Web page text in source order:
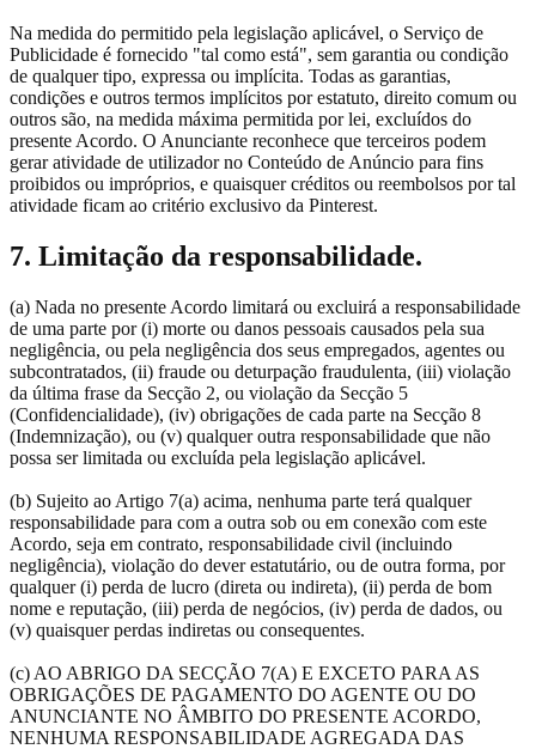
Na medida do permitido pela legislação aplicável, o Serviço de
Publicidade é fornecido "tal como está", sem garantia ou condição
de qualquer tipo, expressa ou implícita. Todas as garantias,
condições e outros termos implícitos por estatuto, direito comum ou
outros são, na medida máxima permitida por lei, excluídos do
presente Acordo. O Anunciante reconhece que terceiros podem
gerar atividade de utilizador no Conteúdo de Anúncio para fins
proibidos ou impróprios, e quaisquer créditos ou reembolsos por tal
atividade ficam ao critério exclusivo da Pinterest.
7. Limitação da responsabilidade.
(a) Nada no presente Acordo limitará ou excluirá a responsabilidade
de uma parte por (i) morte ou danos pessoais causados pela sua
negligência, ou pela negligência dos seus empregados, agentes ou
subcontratados, (ii) fraude ou deturpação fraudulenta, (iii) violação
da última frase da Secção 2, ou violação da Secção 5
(Confidencialidade), (iv) obrigações de cada parte na Secção 8
(Indemnização), ou (v) qualquer outra responsabilidade que não
possa ser limitada ou excluída pela legislação aplicável.
(b) Sujeito ao Artigo 7(a) acima, nenhuma parte terá qualquer
responsabilidade para com a outra sob ou em conexão com este
Acordo, seja em contrato, responsabilidade civil (incluindo
negligência), violação do dever estatutário, ou de outra forma, por
qualquer (i) perda de lucro (direta ou indireta), (ii) perda de bom
nome e reputação, (iii) perda de negócios, (iv) perda de dados, ou
(v) quaisquer perdas indiretas ou consequentes.
(c) AO ABRIGO DA SECÇÃO 7(A) E EXCETO PARA AS
OBRIGAÇÕES DE PAGAMENTO DO AGENTE OU DO
ANUNCIANTE NO ÂMBITO DO PRESENTE ACORDO,
NENHUMA RESPONSABILIDADE AGREGADA DAS